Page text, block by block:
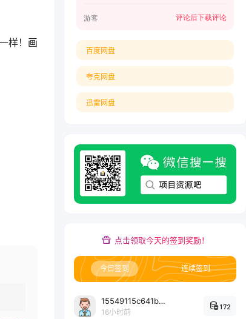
样！画
游客 评论后下载评论
百度网盘
夸克网盘
迅雷网盘
点击领取今天的签到奖励！
今日签到 连续签到
15549115c641bc6524e64d1d800349ec7396
16小时前
172